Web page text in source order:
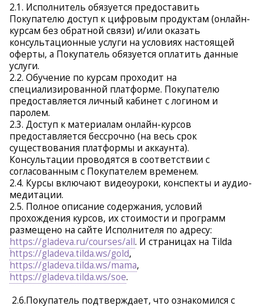
2.1. Исполнитель обязуется предоставить
Покупателю доступ к цифровым продуктам (онлайн-
курсам без обратной связи) и/или оказать
консультационные услуги на условиях настоящей
оферты, а Покупатель обязуется оплатить данные
услуги.
2.2. Обучение по курсам проходит на
специализированной платформе. Покупателю
предоставляется личный кабинет с логином и
паролем.
2.3. Доступ к материалам онлайн-курсов
предоставляется бессрочно (на весь срок
существования платформы и аккаунта).
Консультации проводятся в соответствии с
согласованным с Покупателем временем.
2.4. Курсы включают видеоуроки, конспекты и аудио-
медитации.
2.5. Полное описание содержания, условий
прохождения курсов, их стоимости и программ
размещено на сайте Исполнителя по адресу:
https://gladeva.ru/courses/all. И страницах на Tilda
https://gladeva.tilda.ws/gold,
https://gladeva.tilda.ws/mama,
https://gladeva.tilda.ws/soe.
2.6.Покупатель подтверждает, что ознакомился с